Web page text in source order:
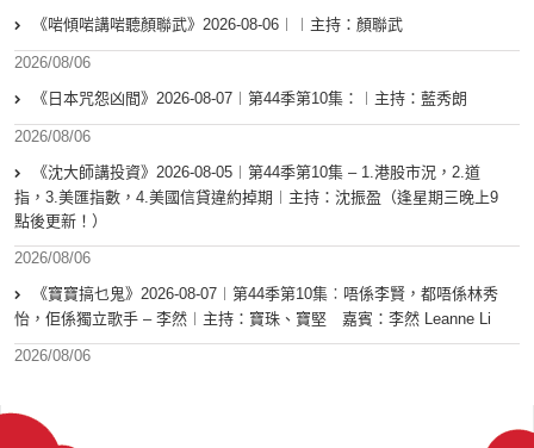
《啱傾啱講啱聽顏聯武》2026-08-06︱︱主持：顏聯武
2026/08/06
《日本咒怨凶間》2026-08-07︱第44季第10集：︱主持：藍秀朗
2026/08/06
《沈大師講投資》2026-08-05︱第44季第10集 – 1.港股市況，2.道
指，3.美匯指數，4.美國信貸違約掉期︱主持：沈振盈（逢星期三晚上9
點後更新！）
2026/08/06
《寶寶搞乜鬼》2026-08-07︱第44季第10集︰唔係李賢，都唔係林秀
怡，佢係獨立歌手 – 李然︱主持：寶珠、寶堅 嘉賓：李然 Leanne Li
2026/08/06